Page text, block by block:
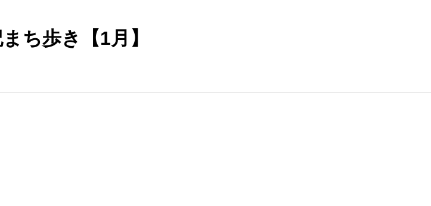
ち歩き【1月】